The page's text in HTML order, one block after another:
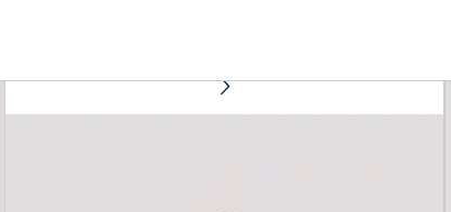
GLOBAL ORGANIC TEXTILE STANDARD